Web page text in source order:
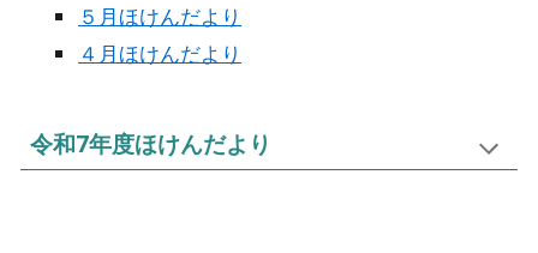
５月ほけんだより
４月ほけんだより
令和7年度ほけんだより